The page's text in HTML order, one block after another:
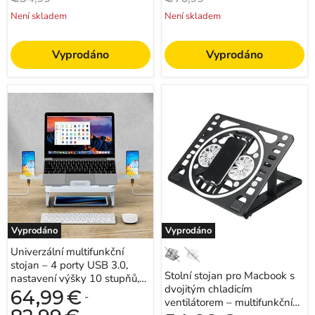
řízení
bez
rukou
Není skladem
Vyprodáno
pro
hands-
videohovory
a
zábavu
Není skladem
Vyprodáno
Vyprodáno
Univerzální
multifunkční
porty
USB
3.0,
nastavení
výšky
10
stupňů,
odvod
pro
12-
18palcová
zařízení
–
ideální
Univerzální multifunkční
stojan – 4 porty USB 3.0,
nastavení výšky 10 stupňů,
odvod tepla, pro 12-
18palcová zařízení ...
64,99€ -
Vyprodáno
Macbook
dvojitým
chladicím
ventilátorem
multifunkční
notebook,
tablet,
držák
mobilního
telefonu
–
ideální
pro
efektivní
Stolní stojan pro Macbook s
dvojitým chladicím
ventilátorem – multifunkční